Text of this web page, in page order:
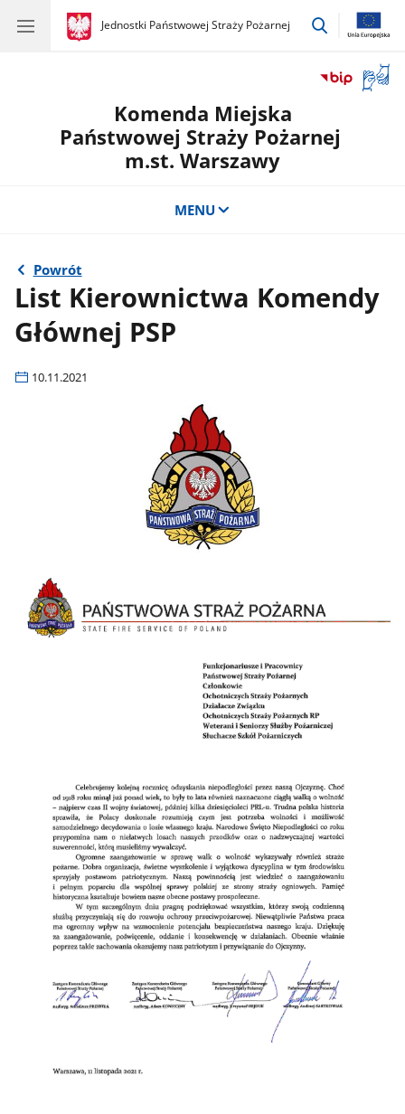
gov.pl
Jednostki Państwowej Straży Pożarnej
gov.pl
Jednostki
przejdź
okno
Komenda Miejska
Państwowej Straży Pożarnej
m.st. Warszawy
MENU
Powrót
List Kierownictwa Komendy
Głównej PSP
10.11.2021